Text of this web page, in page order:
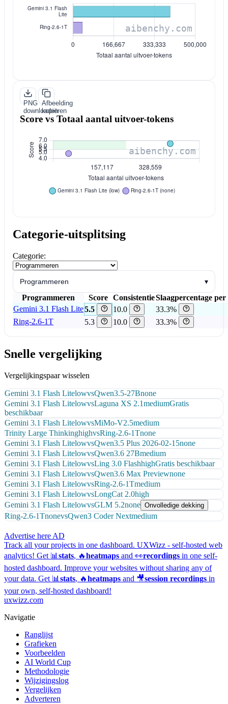
PNG
downloaden
Afbeelding
kopiëren
Score vs Totaal aantal uitvoer-tokens
Categorie-uitsplitsing
Categorie:
Programmeren ▾
Programmeren Score ConsistentieSlaagpercentage
Gemini 3.1 Flash Lite5.5 10.0
33.3%
Ring-2.6-1T
5.3 10.0 33.3%
Snelle vergelijking
Vergelijkingspaar wisselen
Gemini 3.1 Flash LitelowvsQwen3.5-27Bnone
Gemini 3.1 Flash LitelowvsLaguna XS 2.1mediumGratis
beschikbaar
Gemini 3.1 Flash LitelowvsMiMo-V2.5medium
Trinity Large ThinkinghighvsRing-2.6-1Tnone
Gemini 3.1 Flash LitelowvsQwen3.5 Plus 2026-02-15none
Gemini 3.1 Flash LitelowvsQwen3.6 27Bmedium
Gemini 3.1 Flash LitelowvsLing 3.0 FlashhighGratis beschikbaar
Gemini 3.1 Flash LitelowvsQwen3.6 Max Previewnone
Gemini 3.1 Flash LitelowvsRing-2.6-1Tmedium
Gemini 3.1 Flash LitelowvsLongCat 2.0high
Gemini 3.1 Flash LitelowvsGLM 5.2none Onvolledige dekking
Ring-2.6-1TnonevsQwen3 Coder Nextmedium
Advertise here AD
Track all your projects in one dashboard. UXWizz - self-hosted web
analytics! Get 📊 stats, 🔥heatmaps and 👀recordings in one self-
hosted dashboard. Improve your websites without sharing any of
your data. Get 📊 stats, 🔥heatmaps and 🎥session recordings in
your own, self-hosted dashboard!
uxwizz.com
Navigatie
Ranglijst
Grafieken
Voorbeelden
AI World Cup
Methodologie
Wijzigingslog
Vergelijken
Adverteren